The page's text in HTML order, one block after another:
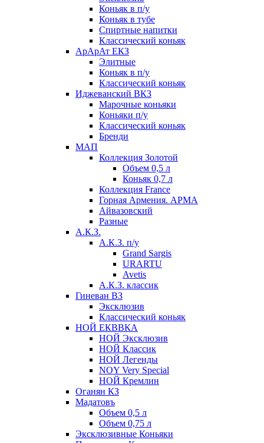
Коньяк в п/у
Коньяк в тубе
Спиртные напитки
Классический коньяк
АрАрАт ЕКЗ
Элитные
Коньяк в п/у
Классический коньяк
Иджеванский ВКЗ
Марочные коньяки
Коньяки п/у
Классический коньяк
Бренди
МАП
Коллекция Золотой
Объем 0,5 л
Коньяк 0,7 л
Коллекция France
Горная Армения. АРМА
Айвазовский
Разные
А.К.З.
А.К.З. п/у
Grand Sargis
URARTU
Avetis
А.К.З. классик
Гиневан ВЗ
Эксклюзив
Классический коньяк
НОЙ ЕКВВКА
НОЙ Эксклюзив
НОЙ Классик
НОЙ Легенды
NOY Very Speсial
НОЙ Кремлин
Оганян КЗ
Мадатовъ
Объем 0,5 л
Объем 0,75 л
Эксклюзивные Коньяки